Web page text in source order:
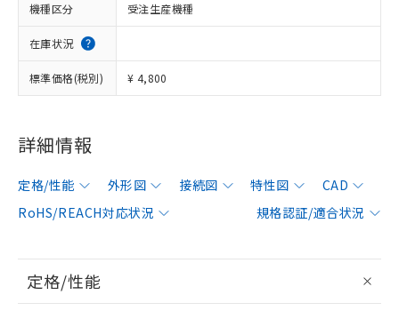
機種区分 受注生産機種
在庫状況
標準価格(税別) ¥ 4,800
詳細情報
定格/性能 外形図 接続図 特性図
CAD
RoHS/REACH対応状況
規格認証/適合状況
定格/性能